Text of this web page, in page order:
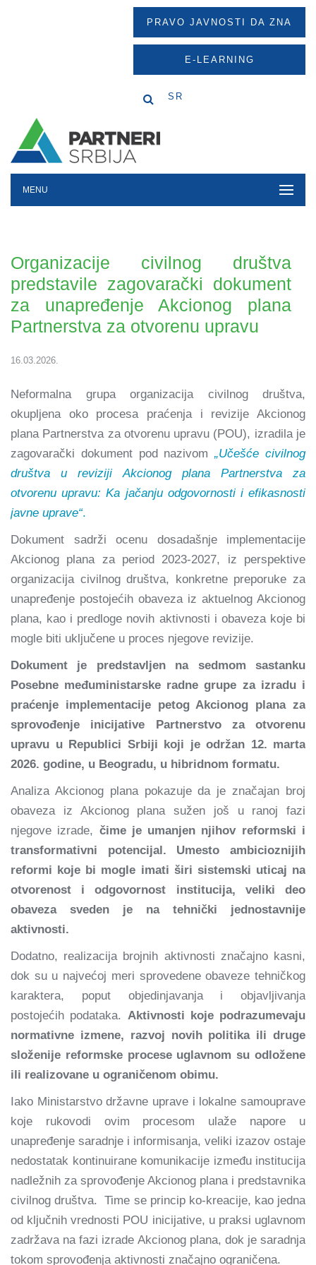
PRAVO JAVNOSTI DA ZNA
E-LEARNING
SR
MENU
Organizacije civilnog društva
predstavile zagovarački dokument
za unapređenje Akcionog plana
Partnerstva za otvorenu upravu
16.03.2026.
Neformalna grupa organizacija civilnog društva,
okupljena oko procesa praćenja i revizije Akcionog
plana Partnerstva za otvorenu upravu (POU), izradila je
zagovarački dokument pod nazivom„Učešće civilnog
društva u reviziji Akcionog plana Partnerstva za
otvorenu upravu: Ka jačanju odgovornosti i efikasnosti
javne uprave“.
Dokument sadrži ocenu dosadašnje implementacije
Akcionog plana za period 2023-2027, iz perspektive
organizacija civilnog društva, konkretne preporuke za
unapređenje postojećih obaveza iz aktuelnog Akcionog
plana, kao i predloge novih aktivnosti i obaveza koje bi
mogle biti uključene u proces njegove revizije.
Dokument je predstavljen na sedmom sastanku
Posebne međuministarske radne grupe za izradu i
praćenje implementacije petog Akcionog plana za
sprovođenje inicijative Partnerstvo za otvorenu
upravu u Republici Srbiji koji je održan 12. marta
2026. godine, u Beogradu, u hibridnom formatu.
Analiza Akcionog plana pokazuje da je značajan broj
obaveza iz Akcionog plana sužen još u ranoj fazi
njegove izrade, čime je umanjen njihov reformski i
transformativni potencijal. Umesto ambicioznijih
reformi koje bi mogle imati širi sistemski uticaj na
otvorenost i odgovornost institucija, veliki deo
obaveza sveden je na tehnički jednostavnije
aktivnosti.
Dodatno, realizacija brojnih aktivnosti značajno kasni,
dok su u najvećoj meri sprovedene obaveze tehničkog
karaktera, poput objedinjavanja i objavljivanja
postojećih podataka. Aktivnosti koje podrazumevaju
normativne izmene, razvoj novih politika ili druge
složenije reformske procese uglavnom su odložene
ili realizovane u ograničenom obimu.
Iako Ministarstvo državne uprave i lokalne samouprave
koje rukovodi ovim procesom ulaže napore u
unapređenje saradnje i informisanja, veliki izazov ostaje
nedostatak kontinuirane komunikacije između institucija
nadležnih za sprovođenje Akcionog plana i predstavnika
civilnog društva. Time se princip ko-kreacije, kao jedna
od ključnih vrednosti POU inicijative, u praksi uglavnom
zadržava na fazi izrade Akcionog plana, dok je saradnja
tokom sprovođenja aktivnosti značajno ograničena.